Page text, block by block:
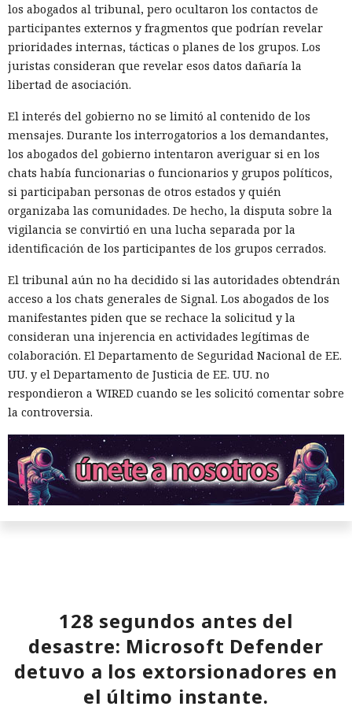
los abogados al tribunal, pero ocultaron los contactos de
participantes externos y fragmentos que podrían revelar
prioridades internas, tácticas o planes de los grupos. Los
juristas consideran que revelar esos datos dañaría la
libertad de asociación.
El interés del gobierno no se limitó al contenido de los
mensajes. Durante los interrogatorios a los demandantes,
los abogados del gobierno intentaron averiguar si en los
chats había funcionarias o funcionarios y grupos políticos,
si participaban personas de otros estados y quién
organizaba las comunidades. De hecho, la disputa sobre la
vigilancia se convirtió en una lucha separada por la
identificación de los participantes de los grupos cerrados.
El tribunal aún no ha decidido si las autoridades obtendrán
acceso a los chats generales de Signal. Los abogados de los
manifestantes piden que se rechace la solicitud y la
consideran una injerencia en actividades legítimas de
colaboración. El Departamento de Seguridad Nacional de EE.
UU. y el Departamento de Justicia de EE. UU. no
respondieron a WIRED cuando se les solicitó comentar sobre
la controversia.
128 segundos antes del
desastre: Microsoft Defender
detuvo a los extorsionadores en
el último instante.